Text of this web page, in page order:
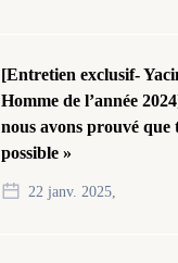
[Entretien exclusif-
Homme de l’année
nous avons prouvé que
possible »
22 janv. 2025,